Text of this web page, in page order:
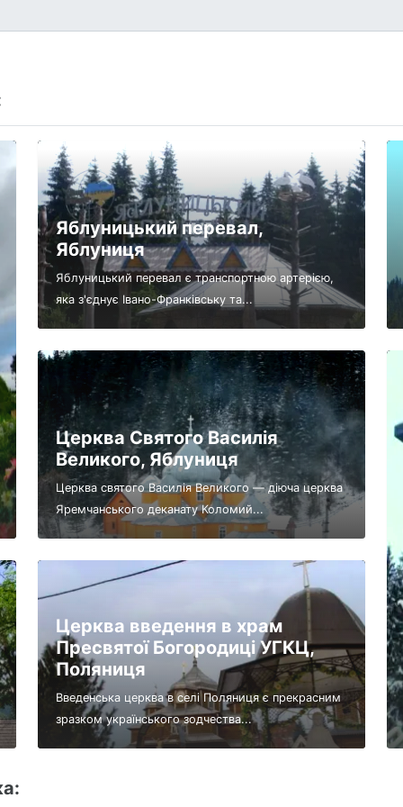
Яблуницький перевал,
Яблуниця
Яблуницький перевал є транспортною артерією,
яка з'єднує Івано-Франківську та...
Церква Святого Василія
Великого, Яблуниця
Церква святого Василія Великого — діюча церква
Яремчанського деканату Коломий...
Церква введення в храм
Пресвятої Богородиці УГКЦ,
Поляниця
Введенська церква в селі Поляниця є прекрасним
зразком українського зодчества...